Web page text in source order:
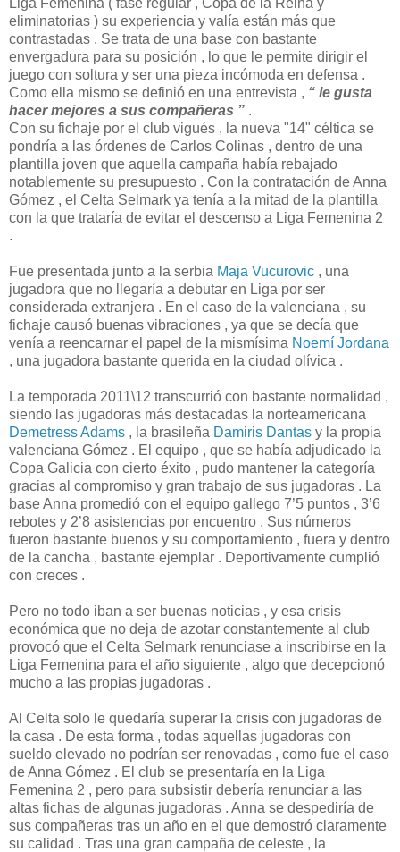
eliminatorias ) su experiencia y valía están más que
contrastadas . Se trata de una base con bastante
envergadura para su posición , lo que le permite dirigir el
juego con soltura y ser una pieza incómoda en defensa .
Como ella mismo se definió en una entrevista , “ le gusta
hacer mejores a sus compañeras ” .
Con su fichaje por el club vigués , la nueva "14" céltica se
pondría a las órdenes de Carlos Colinas , dentro de una
plantilla joven que aquella campaña había rebajado
notablemente su presupuesto . Con la contratación de Anna
Gómez , el Celta Selmark ya tenía a la mitad de la plantilla
con la que trataría de evitar el descenso a Liga Femenina 2
.
Fue presentada junto a la serbia Maja Vucurovic , una
jugadora que no llegaría a debutar en Liga por ser
considerada extranjera . En el caso de la valenciana , su
fichaje causó buenas vibraciones , ya que se decía que
venía a reencarnar el papel de la mismísima Noemí Jordana
, una jugadora bastante querida en la ciudad olívica .
La temporada 2011\12 transcurrió con bastante normalidad ,
siendo las jugadoras más destacadas la norteamericana
Demetress Adams , la brasileña Damiris Dantas y la propia
valenciana Gómez . El equipo , que se había adjudicado la
Copa Galicia con cierto éxito , pudo mantener la categoría
gracias al compromiso y gran trabajo de sus jugadoras . La
base Anna promedió con el equipo gallego 7’5 puntos , 3’6
rebotes y 2’8 asistencias por encuentro . Sus números
fueron bastante buenos y su comportamiento , fuera y dentro
de la cancha , bastante ejemplar . Deportivamente cumplió
con creces .
Pero no todo iban a ser buenas noticias , y esa crisis
económica que no deja de azotar constantemente al club
provocó que el Celta Selmark renunciase a inscribirse en la
Liga Femenina para el año siguiente , algo que decepcionó
mucho a las propias jugadoras .
Al Celta solo le quedaría superar la crisis con jugadoras de
la casa . De esta forma , todas aquellas jugadoras con
sueldo elevado no podrían ser renovadas , como fue el caso
de Anna Gómez . El club se presentaría en la Liga
Femenina 2 , pero para subsistir debería renunciar a las
altas fichas de algunas jugadoras . Anna se despediría de
sus compañeras tras un año en el que demostró claramente
su calidad . Tras una gran campaña de celeste , la